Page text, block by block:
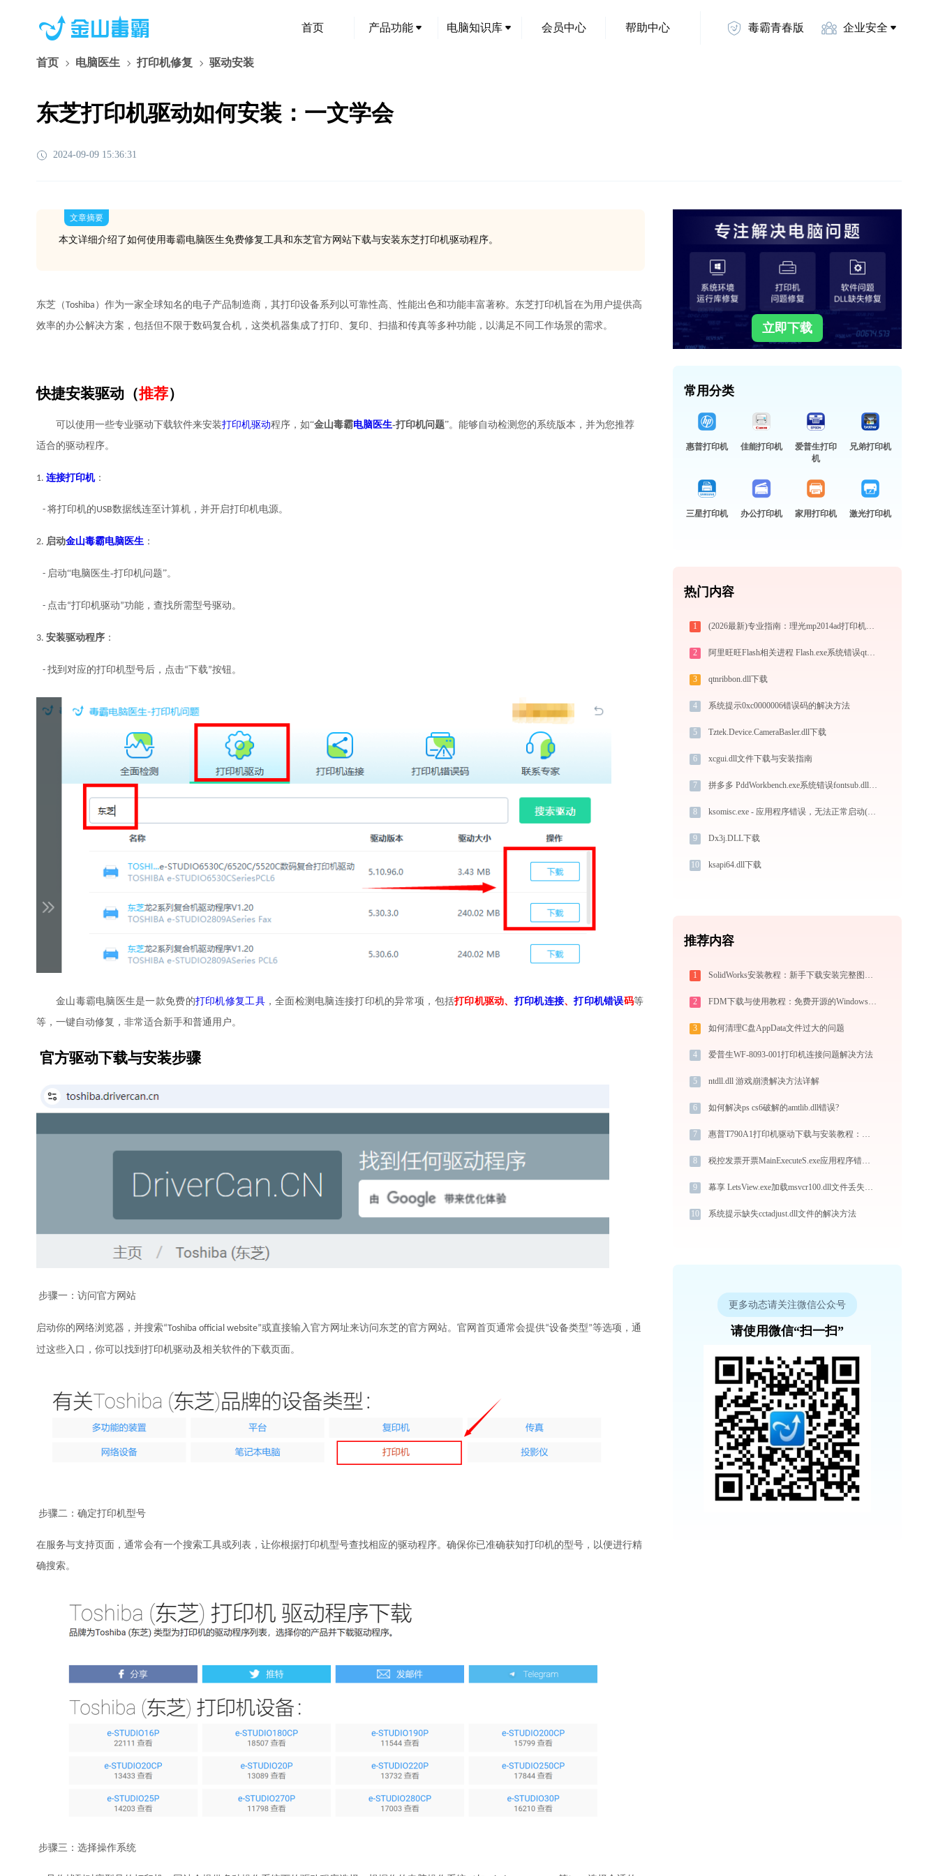
首页 产品功能 电脑知识库 会员中心 帮助中心 毒霸青春版 企业安全
首页 电脑医生 打印机修复 驱动安装
东芝打印机驱动如何安装：一文学会
2024-09-09 15:36:31
文章摘要
本文详细介绍了如何使用毒霸电脑医生免费修复工具和东芝官方网站下载与安装东芝打印机驱动程序。
东芝（Toshiba）作为一家全球知名的电子产品制造商，其打印设备系列以可靠性高、性能出色和功能丰富著称。东芝打印机旨在为用户提供高
效率的办公解决方案，包括但不限于数码复合机，这类机器集成了打印、复印、扫描和传真等多种功能，以满足不同工作场景的需求。
快捷安装驱动（推荐）
可以使用一些专业驱动下载软件来安装打印机驱动程序，如“金山毒霸电脑医生-打印机问题”。能够自动检测您的系统版本，并为您推荐
适合的驱动程序。
1. 连接打印机：
- 将打印机的USB数据线连至计算机，并开启打印机电源。
2. 启动金山毒霸电脑医生 ：
- 启动“电脑医生-打印机问题”。
- 点击“打印机驱动”功能，查找所需型号驱动。
3. 安装驱动程序 ：
- 找到对应的打印机型号后，点击“下载”按钮。
金山毒霸电脑医生是一款免费的打印机修复工具，全面检测电脑连接打印机的异常项，包括打印机驱动、 打印机连接、打印机错误码等
等，一键自动修复，非常适合新手和普通用户。
官方驱动下载与安装步骤
步骤一：访问官方网站
启动你的网络浏览器，并搜索“Toshiba official website”或直接输入官方网址来访问东芝的官方网站。官网首页通常会提供“设备类型”等选项，通
过这些入口，你可以找到打印机驱动及相关软件的下载页面。
步骤二：确定打印机型号
在服务与支持页面，通常会有一个搜索工具或列表，让你根据打印机型号查找相应的驱动程序。确保你已准确获知打印机的型号，以便进行精
确搜索。
步骤三：选择操作系统
立即下载
常用分类
惠普打印机 佳能打印机
爱普生打印
机
兄弟打印机
三星打印机 办公打印机 家用打印机 激光打印机
热门内容
1 (2026最新)专业指南：理光mp2014ad打印机驱动的下载与安装步骤详解
2 阿里旺旺Flash相关进程 Flash.exe系统错误qtgui4.dll丢失如何解决
3 qtnribbon.dll下载
4 系统提示0xc0000006错误码的解决方法
5 Tztek.Device.CameraBasler.dll下载
6 xcgui.dll文件下载与安装指南
7 拼多多 PddWorkbench.exe系统错误fontsub.dll丢失如何解决
8 ksomisc.exe - 应用程序错误，无法正常启动(0xc000012d)修复
9 Dx3j.DLL下载
10 ksapi64.dll下载
推荐内容
1 SolidWorks安装教程：新手下载安装完整图文指南
2 FDM下载与使用教程：免费开源的Windows/Mac/安卓多线程下载管理器
3 如何清理C盘AppData文件过大的问题
4 爱普生WF-8093-001打印机连接问题解决方法
5 ntdll.dll 游戏崩溃解决方法详解
6 如何解决ps cs6破解的amtlib.dll错误?
7 惠普T790A1打印机驱动下载与安装教程：新手也能轻松搞定
8 税控发票开票MainExecuteS.exe应用程序错误0xc000000d解决方法
9 幕享 LetsView.exe加载msvcr100.dll文件丢失处理办法
10 系统提示缺失cctadjust.dll文件的解决方法
更多动态请关注微信公众号
请使用微信“扫一扫”